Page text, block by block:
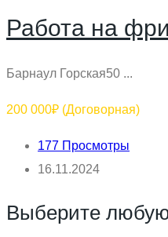
Работа на
Барнаул Горская50 ...
200 000₽ (Договорная)
177 Просмотры
16.11.2024
Выберите